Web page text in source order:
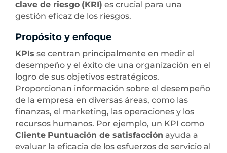
clave de riesgo (KRI) es crucial para una
gestión eficaz de los riesgos.
Propósito y enfoque
KPIs se centran principalmente en medir el
desempeño y el éxito de una organización en el
logro de sus objetivos estratégicos.
Proporcionan información sobre el desempeño
de la empresa en diversas áreas, como las
finanzas, el marketing, las operaciones y los
recursos humanos. Por ejemplo, un KPI como
Cliente Puntuación de satisfacción ayuda a
evaluar la eficacia de los esfuerzos de servicio al